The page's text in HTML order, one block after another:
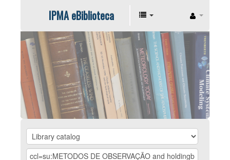
IPMA eBiblioteca